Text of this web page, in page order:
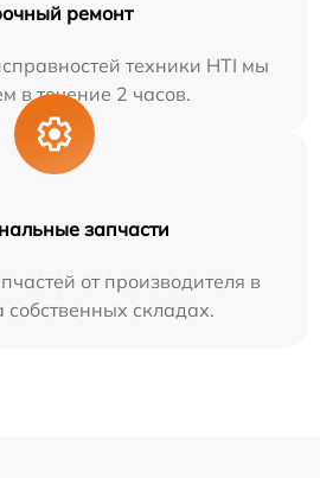
ремонт
техники HTI мы
в течение 2 часов.
запчасти
от производителя в
складах.